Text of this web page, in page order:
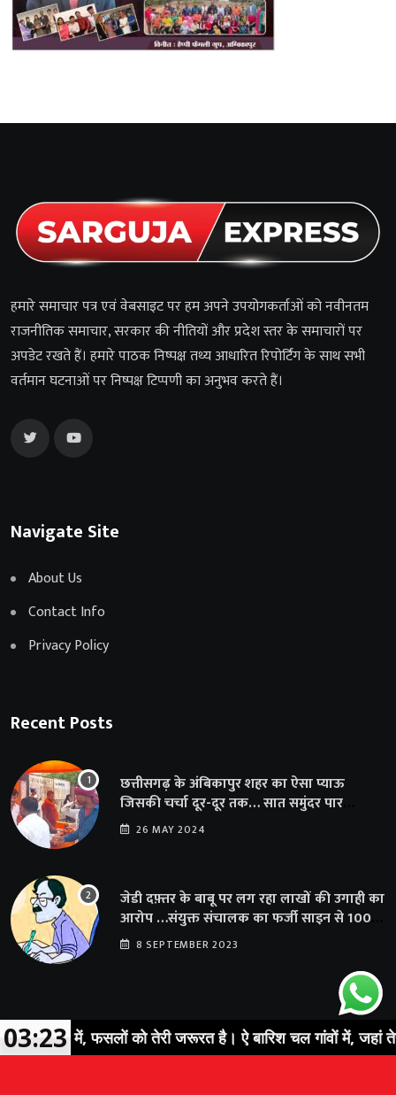
हमारे समाचार पत्र एवं वेबसाइट पर हम अपने उपयोगकर्ताओं को नवीनतम
राजनीतिक समाचार, सरकार की नीतियों और प्रदेश स्तर के समाचारों पर
अपडेट रखते हैं। हमारे पाठक निष्पक्ष तथ्य आधारित रिपोर्टिंग के साथ सभी
वर्तमान घटनाओं पर निष्पक्ष टिप्पणी का अनुभव करते हैं।
Navigate Site
About Us
Contact Info
Privacy Policy
Recent Posts
छत्तीसगढ़ के अंबिकापुर शहर का ऐसा प्याऊ
जिसकी चर्चा दूर-दूर तक… सात समुंदर पार
अमेरिका से भी पहुंचा सहयोग
26 MAY 2024
जेडी दफ़्तर के बाबू पर लग रहा लाखों की उगाही का
आरोप …संयुक्त संचालक का फर्जी साइन से 100
शिक्षकों क़ो थमाया संशोधन आदेश
8 SEPTEMBER 2023
में, फसलों को तेरी जरूरत है। ऐ बारिश चल गांवों में, जहां तेरी
03:23